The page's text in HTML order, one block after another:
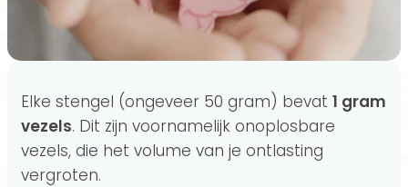
Elke stengel (ongeveer 50 gram) bevat 1 gram
vezels. Dit zijn voornamelijk onoplosbare
vezels, die het volume van je ontlasting
vergroten.